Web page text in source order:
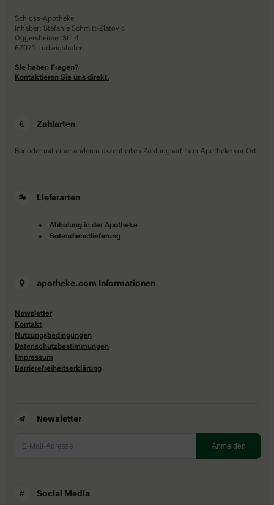
Schloss-Apotheke
Inhaber: Stefanie Schmitt-Zlatovic
Oggersheimer Str. 4
67071 Ludwigshafen
Sie haben Fragen?
Kontaktieren Sie uns direkt.
Zahlarten
Bar oder mit einer anderen akzeptierten Zahlungsart Ihrer Apotheke vor Ort.
Lieferarten
Abholung in der Apotheke
Botendienstlieferung
apotheke.com Informationen
Newsletter
Kontakt
Nutzungsbedingungen
Datenschutzbestimmungen
Impressum
Barrierefreiheitserklärung
Newsletter
Social Media